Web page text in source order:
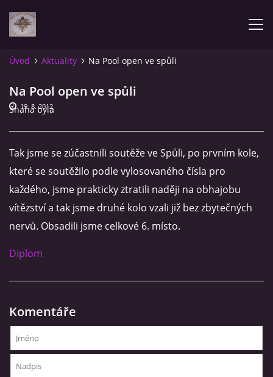
ÚVOD
POZVÁNKY NA SOUTĚŽE
NAŠE VÝSLEDKY
ZPRÁVY
FOTOALBUM
ZPRÁVY Z OSH KLATOVY
HISTORIE
Úvod Aktuality Na Pool open ve spůli
Na Pool open ve spůli
Snaha byla
19. 8. 2012
Tak jsme se zúčastnili soutěže ve Spůli, po prvním kole,
které se soutěžilo podle vylosovaného čísla pro
každého, jsme prakticky ztratili naději na obhajobu
vítězství a tak jsme druhé kolo vzali již bez zbytečných
nervů. Obsadili jsme celkové 6. místo.
Diplom
Komentáře